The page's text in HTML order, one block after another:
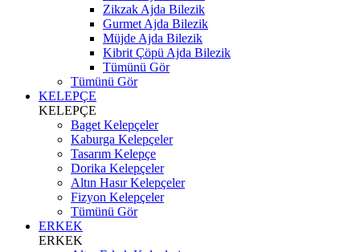
Zikzak Ajda Bilezik
Gurmet Ajda Bilezik
Müjde Ajda Bilezik
Kibrit Çöpü Ajda Bilezik
Tümünü Gör
Tümünü Gör
KELEPÇE
KELEPÇE
Baget Kelepçeler
Kaburga Kelepçeler
Tasarım Kelepçe
Dorika Kelepçeler
Altın Hasır Kelepçeler
Fizyon Kelepçeler
Tümünü Gör
ERKEK
ERKEK